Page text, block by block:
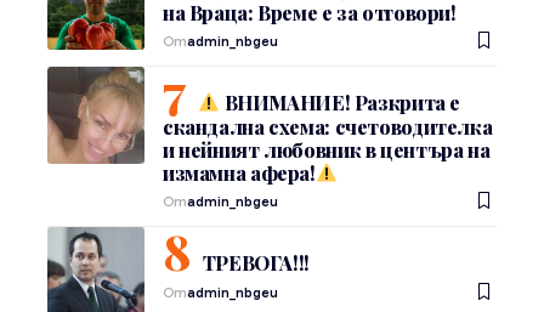
на Враца: Време е за отговори!
Отadmin_nbgeu
ВНИМАНИЕ! Разкрита е
скандална схема: счетоводителка
и нейният любовник в центъра на
измамна афера!
Отadmin_nbgeu
ТРЕВОГА!!!
Отadmin_nbgeu